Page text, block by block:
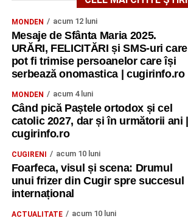
MONDEN acum 12 luni
Mesaje de Sfânta Maria 2025.
URĂRI, FELICITĂRI și SMS-uri care
pot fi trimise persoanelor care își
serbează onomastica | cugirinfo.ro
MONDEN acum 4 luni
Când pică Paștele ortodox și cel
catolic 2027, dar și în următorii ani |
cugirinfo.ro
CUGIRENI acum 10 luni
Foarfeca, visul și scena: Drumul
unui frizer din Cugir spre succesul
internațional
ACTUALITATE acum 10 luni